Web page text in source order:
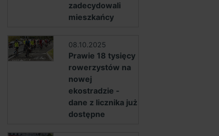
zadecydowali
mieszkańcy
08.10.2025
Prawie 18 tysięcy
rowerzystów na
nowej
ekostradzie -
dane z licznika już
dostępne